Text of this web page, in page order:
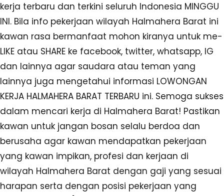
kerja terbaru dan terkini seluruh Indonesia MINGGU
INI. Bila info pekerjaan wilayah Halmahera Barat ini
kawan rasa bermanfaat mohon kiranya untuk me-
LIKE atau SHARE ke facebook, twitter, whatsapp, IG
dan lainnya agar saudara atau teman yang
lainnya juga mengetahui informasi LOWONGAN
KERJA HALMAHERA BARAT TERBARU ini. Semoga sukses
dalam mencari kerja di Halmahera Barat! Pastikan
kawan untuk jangan bosan selalu berdoa dan
berusaha agar kawan mendapatkan pekerjaan
yang kawan impikan, profesi dan kerjaan di
wilayah Halmahera Barat dengan gaji yang sesuai
harapan serta dengan posisi pekerjaan yang